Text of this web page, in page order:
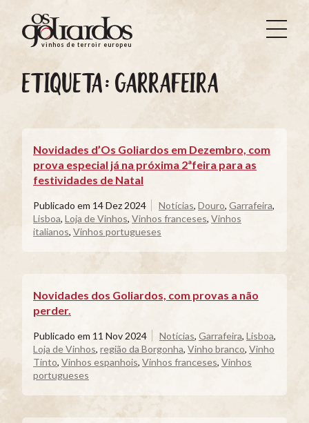
Os
Goliardos
de
Terroir
vinhos de terroir europeus
ETIQUETA: GARRAFEIRA
Novidades d’Os Goliardos em Dezembro, com
prova especial já na próxima 2ªfeira para as
festividades de Natal
Publicado em 14 Dez 2024 Notícias, Douro, Garrafeira,
Lisboa, Loja de Vinhos, Vinhos franceses, Vinhos
italianos, Vinhos portugueses
Novidades dos Goliardos, com provas a não
perder.
Publicado em 11 Nov 2024 Notícias, Garrafeira, Lisboa,
Loja de Vinhos, região da Borgonha, Vinho branco, Vinho
Tinto, Vinhos espanhois, Vinhos franceses, Vinhos
portugueses